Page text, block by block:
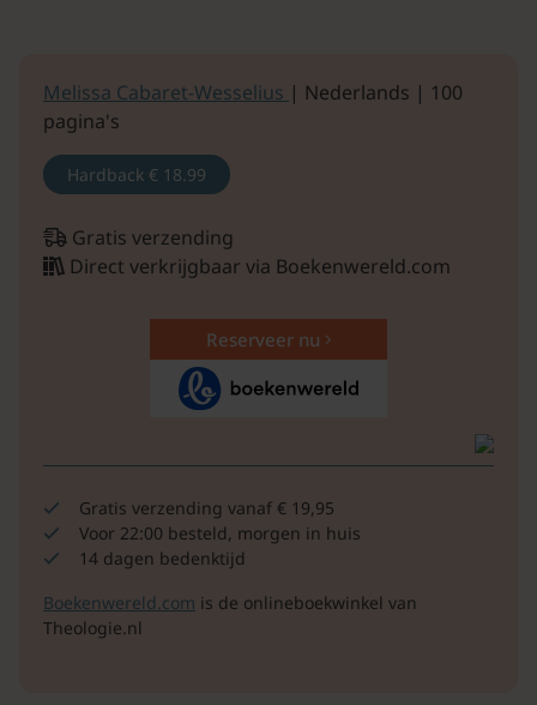
Melissa Cabaret-Wesselius | Nederlands | 100
pagina's
Hardback € 18.99
Gratis verzending
Direct verkrijgbaar via Boekenwereld.com
Reserveer nu
Gratis verzending vanaf € 19,95
Voor 22:00 besteld, morgen in huis
14 dagen bedenktijd
Boekenwereld.com is de onlineboekwinkel van
Theologie.nl